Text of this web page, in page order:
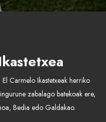
Carmelo Ikastetxeak herriko
zabalago batekoak ere,
Bedia edo Galdakao.